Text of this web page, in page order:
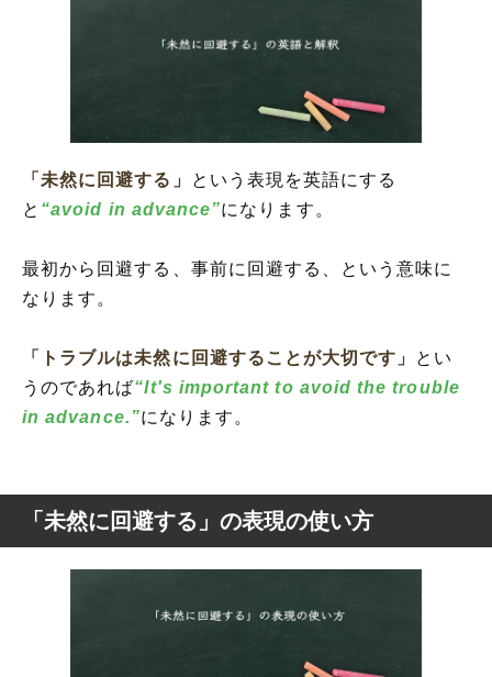
「未然に回避する」
という表現を英語にする
と “avoid in advance”になります。
最初から回避する、事前に回避する、という意味に
なります。
「トラブルは未然に回避することが大切です」 とい
うのであれば“It's important to avoid the trouble
in advance.”になります。
「未然に回避する」の表現の使い方